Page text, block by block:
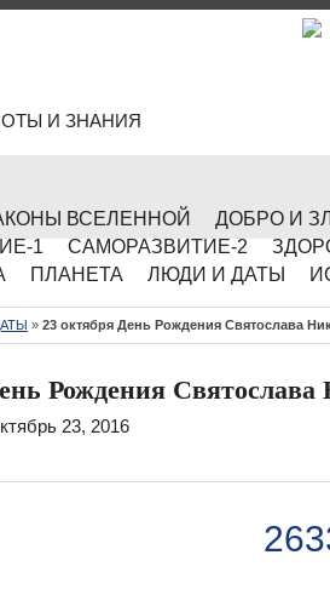
И ЗНАНИЯ
ВСЕЛЕННОЙ
ДОБРО И
1
САМОРАЗВИТИЕ-2
ПЛАНЕТА ЛЮДИ И ДАТЫ
» 23 октября День Рождения Святослава
Рождения
23, 2016